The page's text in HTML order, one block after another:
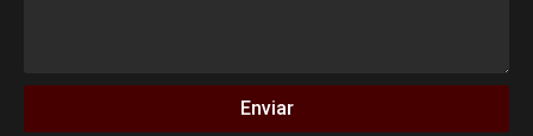
Enviar